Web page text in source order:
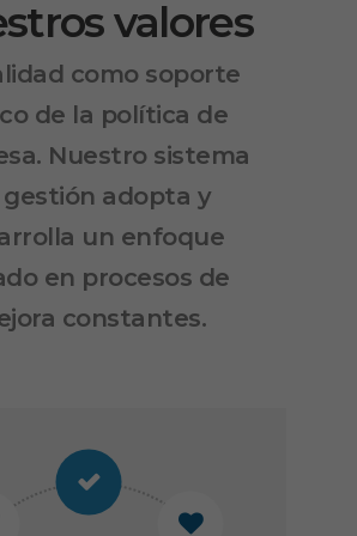
valores
como soporte
de la política de
Nuestro sistema
gestión adopta y
un enfoque
en procesos de
constantes.